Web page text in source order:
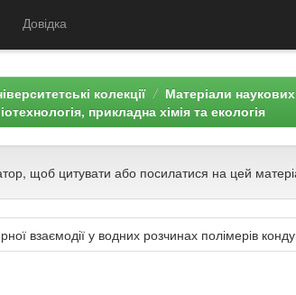
Довідка
колекції Матеріали
прикладна хімія та екологія
щоб цитувати або посилатися на цей
взаємодії у водних розчинах полімерів